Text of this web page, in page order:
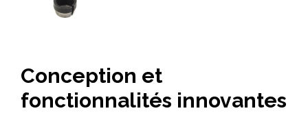
Conception et
fonctionnalités innovantes